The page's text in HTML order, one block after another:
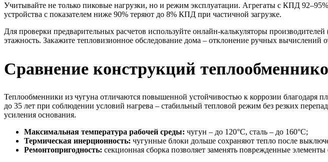
Учитывайте не только пиковые нагрузки, но и режим эксплуатации. Агрегаты с КПД
устройства с показателем ниже 90% теряют до 8% КПД при частичной загрузке.
Для проверки предварительных расчетов используйте онлайн-калькуляторы
этажность. Закажите тепловизионное обследование дома – отклонение ручных вычислений
Сравнение конструкций
Теплообменники из чугуна отличаются повышенной устойчивостью к коррозии благодаря
до 35 лет при соблюдении условий нагрева – стабильный тепловой режим без резких
усиления основания.
Максимальная температура рабочей среды: чугун – до 120°C, сталь – до 160°C;
Термическая инерционность: чугунные блоки дольше сохраняют тепло после
Ремонтопригодность: секционная сборка позволяет заменять поврежденные